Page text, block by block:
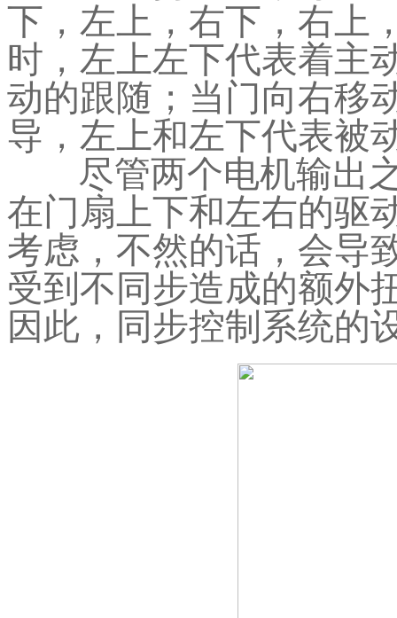
下，左上，右下，右上
时，左上左下代表着主
动的跟随；当门向右移
导，左上和左下代表被
尽管两个电机输出
在门扇上下和左右的驱
考虑，不然的话，会导
受到不同步造成的额外
因此，同步控制系统的